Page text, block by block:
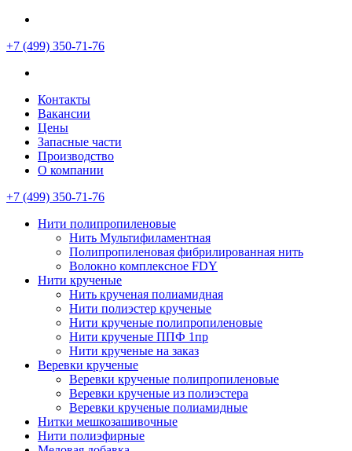
+7 (499) 350-71-76
Контакты
Вакансии
Цены
Запасные части
Производство
О компании
+7 (499) 350-71-76
Нити полипропиленовые
Нить Мультифиламентная
Полипропиленовая фибрилированная нить
Волокно комплексное FDY
Нити крученые
Нить крученая полиамидная
Нити полиэстер крученые
Нити крученые полипропиленовые
Нити крученые ППФ 1пр
Нити крученые на заказ
Веревки крученые
Веревки крученые полипропиленовые
Веревки крученые из полиэстера
Веревки крученые полиамидные
Нитки мешкозашивочные
Нити полиэфирные